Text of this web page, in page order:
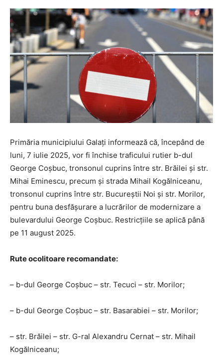
Primăria municipiului Galați informează că, începând de
luni, 7 iulie 2025, vor fi închise traficului rutier b-dul
George Coșbuc, tronsonul cuprins între str. Brăilei și str.
Mihai Eminescu, precum și strada Mihail Kogălniceanu,
tronsonul cuprins între str. Bucureștii Noi și str. Morilor,
pentru buna desfășurare a lucrărilor de modernizare a
bulevardului George Coșbuc. Restricțiile se aplică până
pe 11 august 2025.
Rute ocolitoare recomandate:
– b-dul George Coșbuc – str. Tecuci – str. Morilor;
– b-dul George Coșbuc – str. Basarabiei – str. Morilor;
– str. Brăilei – str. G-ral Alexandru Cernat – str. Mihail
Kogălniceanu;